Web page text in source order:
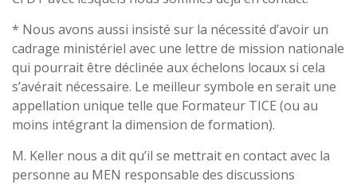
* Nous avons aussi insisté sur la nécessité d’avoir un
cadrage ministériel avec une lettre de mission nationale
qui pourrait être déclinée aux échelons locaux si cela
s’avérait nécessaire. Le meilleur symbole en serait une
appellation unique telle que Formateur TICE (ou au
moins intégrant la dimension de formation).
M. Keller nous a dit qu’il se mettrait en contact avec la
personne au MEN responsable des discussions